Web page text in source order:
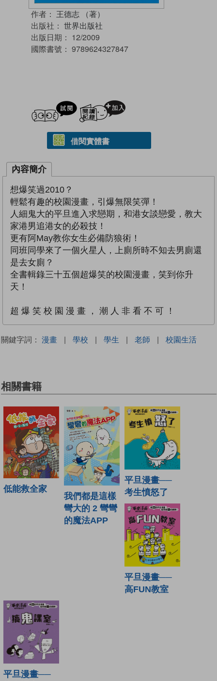
作者： 王德志 （著）
出版社： 世界出版社
出版日期： 12/2009
國際書號： 9789624327847
試閲
借閱實體書
內容簡介
想爆笑過2010？
輕鬆有趣的校園漫畫，引爆無限笑彈！
人細鬼大的平旦進入求戀期，和港女談戀愛，教大
家港男追港女的必殺技！
更有阿May教你女生必備防狼術！
同班同學來了一個火星人，上廁所時不知去男廁還
是去女廁？
全書輯錄三十五個超爆笑的校園漫畫，笑到你升
天！
超 爆 笑 校 園 漫 畫 ， 潮 人 非 看 不 可 ！
關鍵字詞： 漫畫 | 學校 | 學生 | 老師 | 校園生活
相關書籍
低能救全家
我們都是這樣
彎大的 2 彎彎
的魔法APP
平旦漫畫──
考生憤怒了
平旦漫畫──
高FUN教室
平旦漫畫──